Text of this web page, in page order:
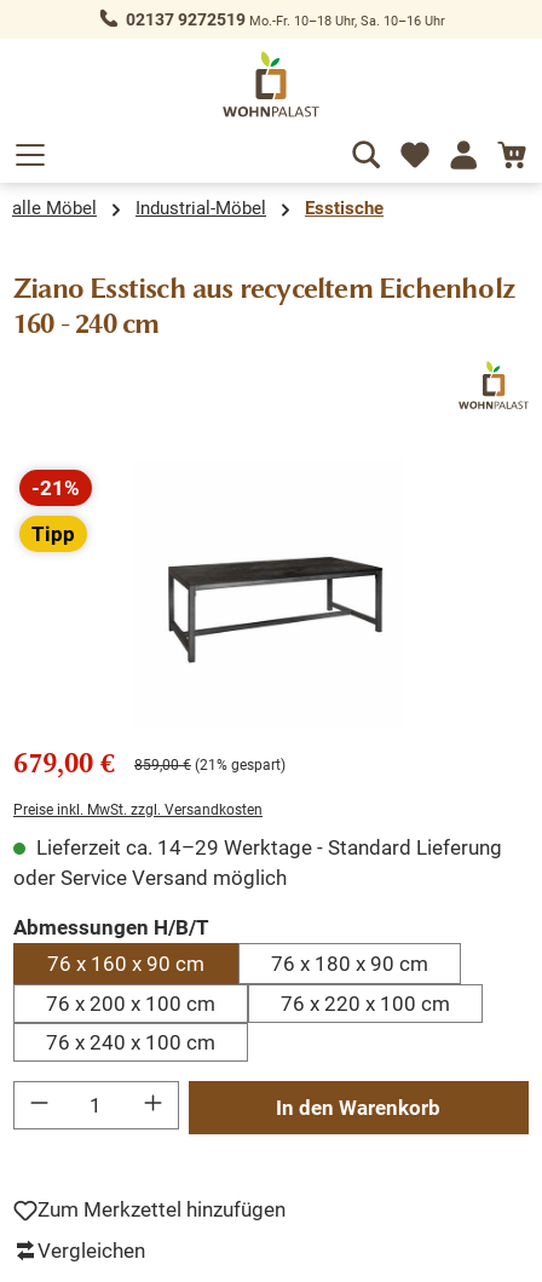
springen 02137 9272519Mo.-Fr. 10–18 Uhr, Sa. 10–16 Uhr
alle Möbel Industrial-Möbel Esstische
Ziano Esstisch aus recyceltem Eichenholz
160 - 240 cm
Bildergalerie überspringen
-21%
Rabatt
Tipp
679,00 € 859,00 € (21% gespart)
Preise inkl. MwSt. zzgl. Versandkosten
Lieferzeit ca. 14–29 Werktage - Standard Lieferung
oder Service Versand möglich
Abmessungen H/B/Tauswählen
76 x 160 x 90 cm
76 x 180 x 90 cm
76 x 200 x 100 cm
76 x 220 x 100 cm
76 x 240 x 100 cm
Produkt Anzahl: Gib den gewünschten Wert ein oder benutze die Schaltflächen
In den Warenkorb
Zum Merkzettel hinzufügen
Vergleichen